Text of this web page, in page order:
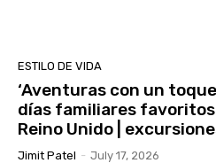
ESTILO DE VIDA
‘Aventuras con un
días familiares
Reino Unido |
Jimit Patel - July 17, 2026